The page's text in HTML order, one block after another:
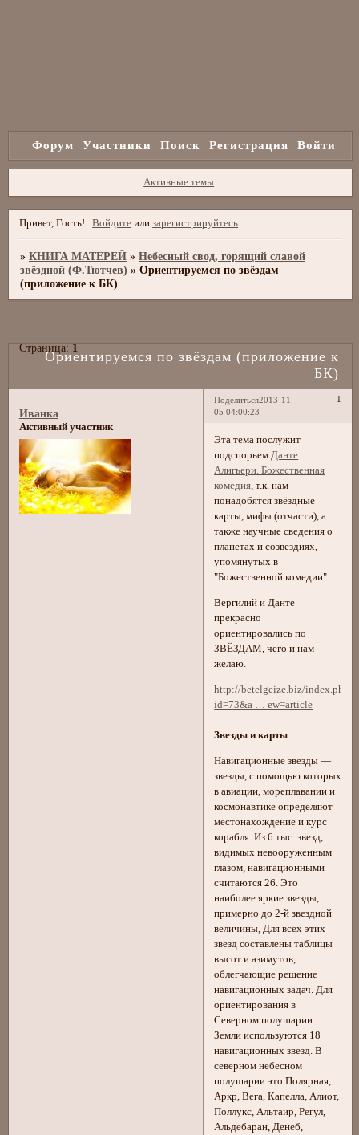
Форум Участники Поиск Регистрация Войти
Активные темы
Привет, Гость! Войдите илизарегистрируйтесь
»КНИГА МАТЕРЕЙ »Небесный свод, горящий славой
звёздной (Ф.Тютчев) »Ориентируемся по звёздам
(приложение к БК)
Ориентируемся по звёздам (приложение к
БК)
Страница:1
Поделиться 1
2013-11-
05 04:00:23
Иванка
Активный участник
Эта тема послужит
подспорьемДанте
Алигьери. Божественная
комедия, т.к. нам
понадобятся звёздные
карты, мифы (отчасти), а
также научные сведения о
планетах и созвездиях,
упомянутых в
"Божественной комедии".
Вергилий и Данте
прекрасно
ориентировались по
ЗВЁЗДАМ, чего и нам
желаю.
http://betelgeize.biz/index.php?
id=73&a … ew=article
Звезды и карты
Навигационные звезды —
звезды, с помощью которых
в авиации, мореплавании и
космонавтике определяют
местонахождение и курс
корабля. Из 6 тыс. звезд,
видимых невооруженным
глазом, навигационными
считаются 26. Это
наиболее яркие звезды,
примерно до 2-й звездной
величины, Для всех этих
звезд составлены таблицы
высот и азимутов,
облегчающие решение
навигационных задач. Для
ориентирования в
Северном полушарии
Земли используются 18
навигационных звезд. В
северном небесном
полушарии это Полярная,
Аркр, Вега, Капелла, Алиот,
Поллукс, Альтаир, Регул,
Альдебаран, Денеб,